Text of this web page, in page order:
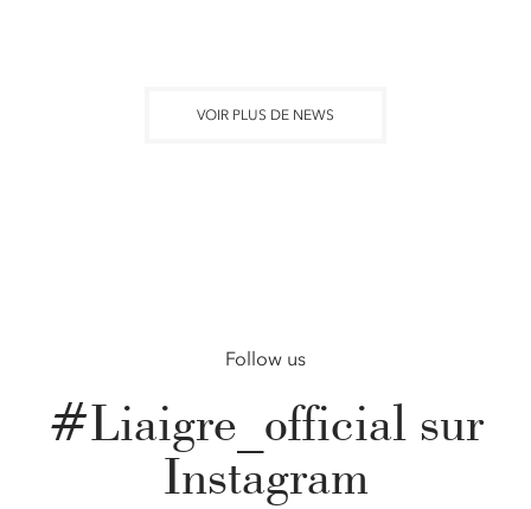
VOIR PLUS DE NEWS
Follow us
#Liaigre_official sur
Instagram